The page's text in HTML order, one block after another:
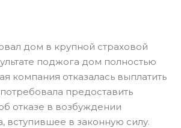
дом в крупной страховой
поджога дом полностью
компания отказалась выплатить
предоставить
отказе в возбуждении
вступившее в законную силу.